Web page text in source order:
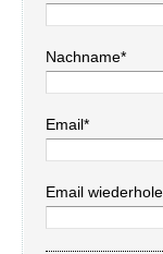
Nachname*
Email*
Email